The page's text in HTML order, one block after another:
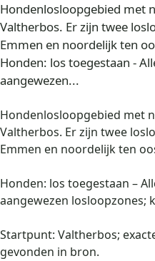
Hondenlosloopgebied met
Valtherbos. Er zijn twee
Emmen en noordelijk ten
Honden: los toegestaan -
aangewezen...
Hondenlosloopgebied met
Valtherbos. Er zijn twee
Emmen en noordelijk ten
Honden: los toegestaan –
aangewezen losloopzones;
Startpunt: Valtherbos;
gevonden in bron.